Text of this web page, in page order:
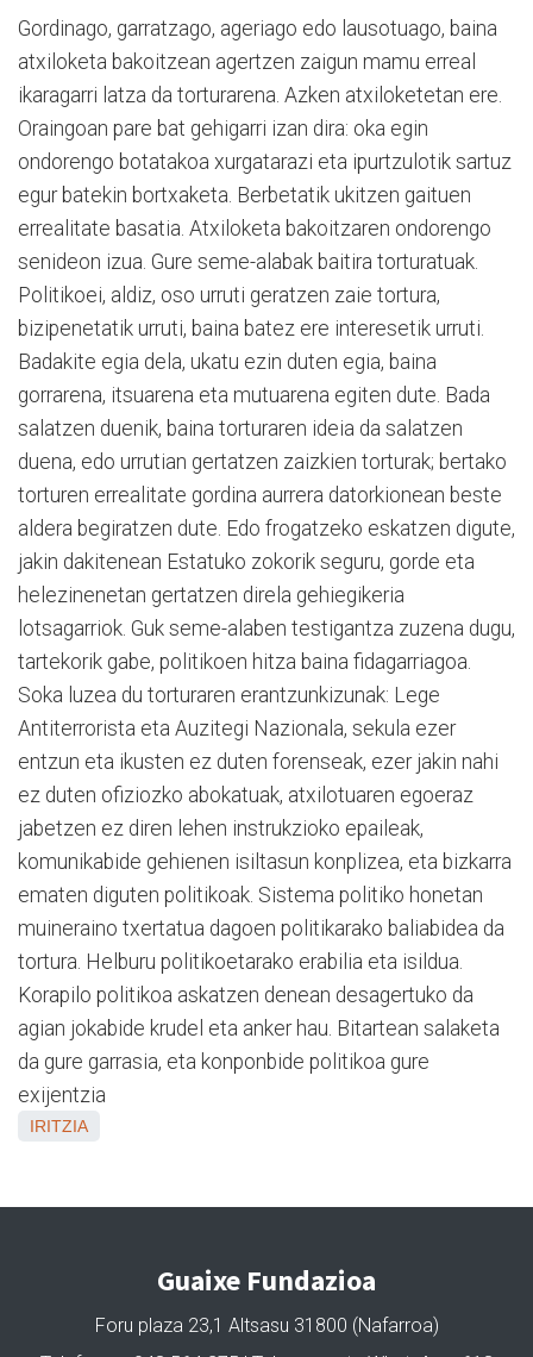
Gordinago, garratzago, ageriago edo lausotuago, baina
atxiloketa bakoitzean agertzen zaigun mamu erreal
ikaragarri latza da torturarena. Azken atxiloketetan ere.
Oraingoan pare bat gehigarri izan dira: oka egin
ondorengo botatakoa xurgatarazi eta ipurtzulotik sartuz
egur batekin bortxaketa. Berbetatik ukitzen gaituen
errealitate basatia. Atxiloketa bakoitzaren ondorengo
senideon izua. Gure seme-alabak baitira torturatuak.
Politikoei, aldiz, oso urruti geratzen zaie tortura,
bizipenetatik urruti, baina batez ere interesetik urruti.
Badakite egia dela, ukatu ezin duten egia, baina
gorrarena, itsuarena eta mutuarena egiten dute. Bada
salatzen duenik, baina torturaren ideia da salatzen
duena, edo urrutian gertatzen zaizkien torturak; bertako
torturen errealitate gordina aurrera datorkionean beste
aldera begiratzen dute. Edo frogatzeko eskatzen digute,
jakin dakitenean Estatuko zokorik seguru, gorde eta
helezinenetan gertatzen direla gehiegikeria
lotsagarriok. Guk seme-alaben testigantza zuzena dugu,
tartekorik gabe, politikoen hitza baina fidagarriagoa.
Soka luzea du torturaren erantzunkizunak: Lege
Antiterrorista eta Auzitegi Nazionala, sekula ezer
entzun eta ikusten ez duten forenseak, ezer jakin nahi
ez duten ofiziozko abokatuak, atxilotuaren egoeraz
jabetzen ez diren lehen instrukzioko epaileak,
komunikabide gehienen isiltasun konplizea, eta bizkarra
ematen diguten politikoak. Sistema politiko honetan
muineraino txertatua dagoen politikarako baliabidea da
tortura. Helburu politikoetarako erabilia eta isildua.
Korapilo politikoa askatzen denean desagertuko da
agian jokabide krudel eta anker hau. Bitartean salaketa
da gure garrasia, eta konponbide politikoa gure
exijentzia
IRITZIA
Guaixe Fundazioa
Foru plaza 23,1 Altsasu 31800 (Nafarroa)